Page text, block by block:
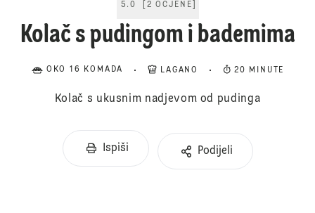
5.0 2 OCJENE
Kolač s pudingom i bademima
OKO 16 KOMADA LAGANO 20 MINUTE
Kolač s ukusnim nadjevom od pudinga
Ispiši Podijeli